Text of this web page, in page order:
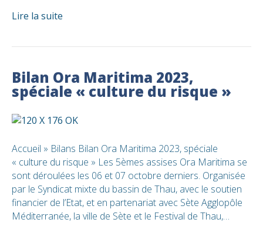
Lire la suite
Bilan Ora Maritima 2023,
spéciale « culture du risque »
Accueil » Bilans Bilan Ora Maritima 2023, spéciale
« culture du risque » Les 5èmes assises Ora Maritima se
sont déroulées les 06 et 07 octobre derniers. Organisée
par le Syndicat mixte du bassin de Thau, avec le soutien
financier de l’Etat, et en partenariat avec Sète Agglopôle
Méditerranée, la ville de Sète et le Festival de Thau,…